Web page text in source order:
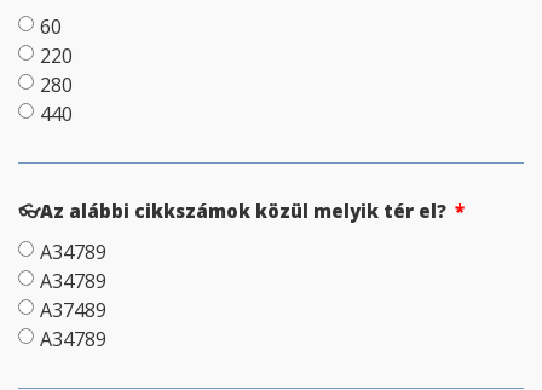
60
220
280
440
👓Az alábbi cikkszámok közül melyik tér el?
A34789
A34789
A37489
A34789